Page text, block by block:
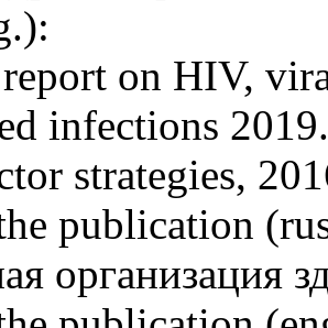
report on HIV,
infections
strategies,
publication
организация